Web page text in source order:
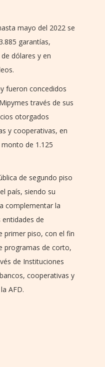
mayo del 2022 se
garantías,
dólares y en
fueron concedidos
través de sus
otorgados
y cooperativas, en
de 1.125
de segundo piso
país, siendo su
complementar la
de
primer piso, con el fin
programas de corto,
de Instituciones
cooperativas y
AFD.